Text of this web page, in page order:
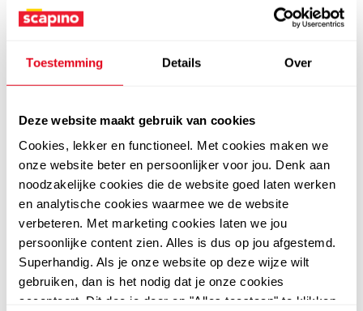
Toestemming Details Over
Deze website maakt gebruik van cookies
Cookies, lekker en functioneel. Met cookies maken we
onze website beter en persoonlijker voor jou. Denk aan
noodzakelijke cookies die de website goed laten werken
en analytische cookies waarmee we de website
verbeteren. Met marketing cookies laten we jou
persoonlijke content zien. Alles is dus op jou afgestemd.
Superhandig. Als je onze website op deze wijze wilt
gebruiken, dan is het nodig dat je onze cookies
accepteert. Dit doe je door op "Alles toestaan" te klikken.